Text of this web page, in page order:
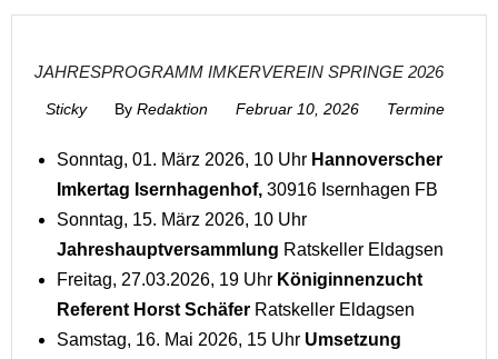
JAHRESPROGRAMM IMKERVEREIN SPRINGE 2026
Sticky By Redaktion Februar 10, 2026 Termine
Sonntag, 01. März 2026, 10 Uhr Hannoverscher
Imkertag Isernhagenhof, 30916 Isernhagen FB
Sonntag, 15. März 2026, 10 Uhr
Jahreshauptversammlung Ratskeller Eldagsen
Freitag, 27.03.2026, 19 Uhr Königinnenzucht
Referent Horst Schäfer Ratskeller Eldagsen
Samstag, 16. Mai 2026, 15 Uhr Umsetzung